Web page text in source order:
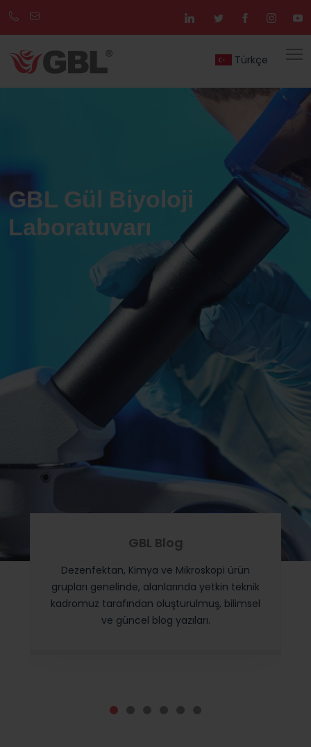
(216)
364
00
Türkçe
GBL Gül Biyoloji
Laboratuvarı
GBL Blog
Dezenfektan, Kimya ve Mikroskopi ürün
grupları genelinde, alanlarında yetkin teknik
kadromuz tarafından oluşturulmuş, bilimsel
ve güncel blog yazıları.